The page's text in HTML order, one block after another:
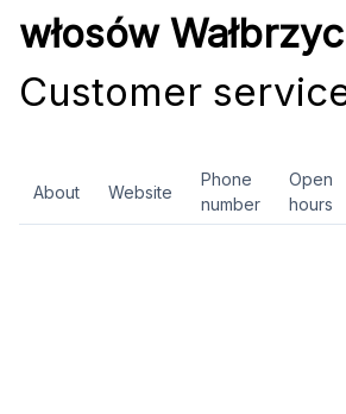
włosów
Customer
About Website
Phone
number
Open
hours